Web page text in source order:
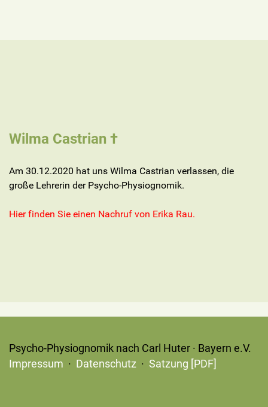
Wilma Castrian †
Am 30.12.2020 hat uns Wilma Castrian verlassen, die
große Lehrerin der Psycho-Physiognomik.
Hier finden Sie einen Nachruf von Erika Rau.
Psycho-Physiognomik nach Carl Huter · Bayern e.V.
Impressum · Datenschutz · Satzung [PDF]